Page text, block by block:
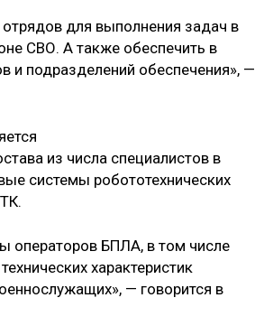
для выполнения задач в
СВО. А также обеспечить в
и подразделений обеспечения», —
из числа специалистов в
системы робототехнических
операторов БПЛА, в том числе
характеристик
— говорится в